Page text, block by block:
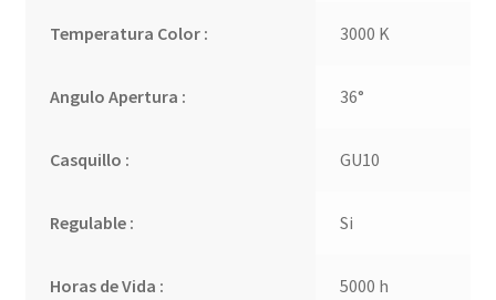
Temperatura Color : 3000 K
Angulo Apertura : 36°
Casquillo : GU10
Regulable : Si
Horas de Vida : 5000 h